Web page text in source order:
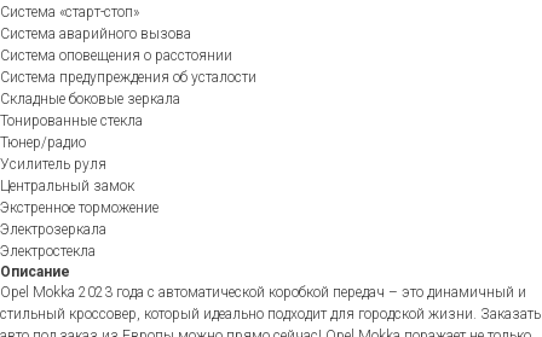
Система «старт-стоп»
Система аварийного вызова
Система оповещения о расстоянии
Система предупреждения об усталости
Складные боковые зеркала
Тонированные стекла
Тюнер/радио
Усилитель руля
Центральный замок
Экстренное торможение
Электрозеркала
Электростекла
Описание
Opel Mokka 2023 года с автоматической коробкой передач – это динамичный и
стильный кроссовер, который идеально подходит для городской жизни. Заказать